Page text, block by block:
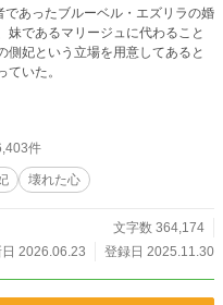
あったブルーベル・エズリラの婚
妹であるマリージュに代わること
ていた。
件
壊れた心
文字数 364,174
2026.06.23
登録日 2025.11.30